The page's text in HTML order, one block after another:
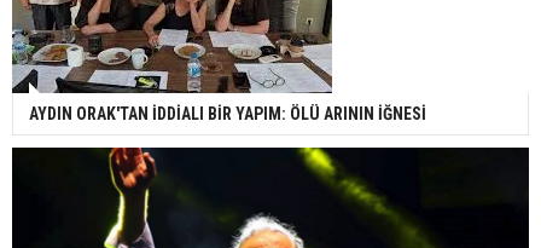
AYDIN ORAK'TAN İDDİALI BİR YAPIM: ÖLÜ ARININ İĞNESİ